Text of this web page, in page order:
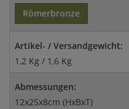
Römerbronze
Artikel- / Versandgewicht:
1,2 Kg / 1,6 Kg
Abmessungen:
12x25x8cm (HxBxT)